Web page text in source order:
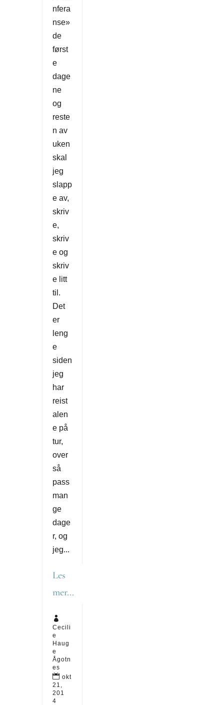
nfera
nse»
de
først
e
dage
ne
og
reste
n av
uken
skal
jeg
slapp
e av,
skriv
e,
skriv
e og
skriv
e litt
til.
Det
er
leng
e
siden
jeg
har
reist
alen
e på
tur,
over
så
pass
man
ge
dage
r, og
jeg...
Les
mer...

Cecili
e
Haug
e
Ågotn
es
 okt
21,
201
4